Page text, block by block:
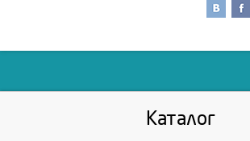
Каталог